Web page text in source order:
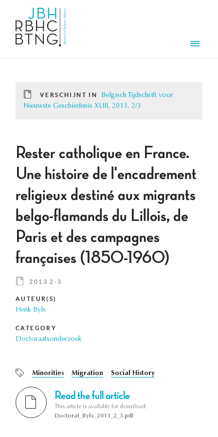
VERSCHIJNT IN
Belgisch Tijdschrift voor
Nieuwste Geschiedenis XLIII, 2013, 2/3
Rester catholique en France.
Une histoire de l'encadrement
religieux destiné aux migrants
belgo-flamands du Lillois, de
Paris et des campagnes
françaises (1850-1960)
2013 2-3
AUTEUR(S)
Henk Byls
CATEGORY
Doctoraatsonderzoek
Minorities Migration Social History
Read the full article
This article is available for download:
Doctorat_Byls_2013_2_3.pdf